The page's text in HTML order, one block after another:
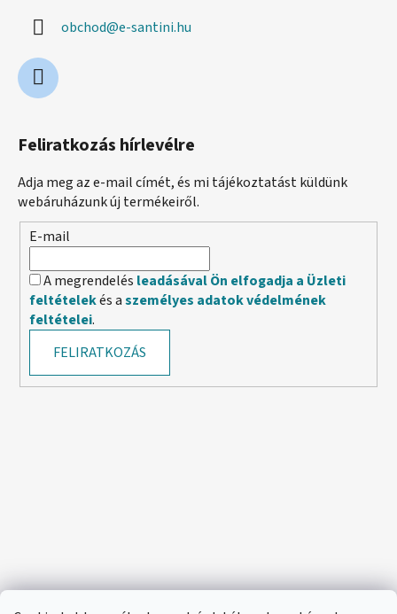
obchod@e-santini.hu
Feliratkozás hírlevélre
Adja meg az e-mail címét, és mi tájékoztatást küldünk
webáruházunk új termékeiről.
E-mail
A megrendelés leadásával Ön elfogadja a Üzleti
feltételekés aszemélyes adatok védelmének
feltételei.
FELIRATKOZÁS